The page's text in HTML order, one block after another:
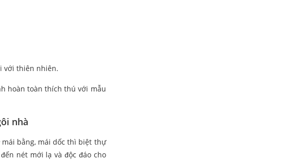
với thiên nhiên.
hoàn toàn thích thú với mẫu
nhà
bằng, mái dốc thì biệt thự
nét mới lạ và độc đáo cho